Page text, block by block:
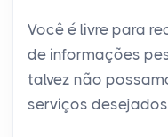
Você é livre para
de informações
talvez não
serviços